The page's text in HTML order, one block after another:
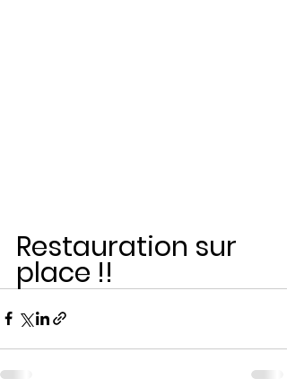
Restauration sur
place !!